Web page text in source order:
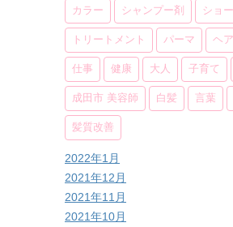
カラー シャンプー剤 ショ
トリートメント パーマ ヘ
仕事 健康 大人 子育て
成田市 美容師 白髪 言葉
髪質改善
2022年1月
2021年12月
2021年11月
2021年10月